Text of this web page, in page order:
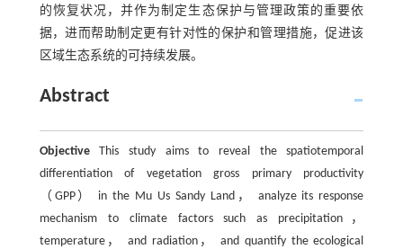
的恢复状况，并作为制定生态保护与管理政策的重要依
据，进而帮助制定更有针对性的保护和管理措施，促进该
区域生态系统的可持续发展。
Abstract
ObjectiveThis study aims to reveal the spatiotemporal
differentiation of vegetation gross primary productivity
（GPP） in the Mu Us Sandy Land， analyze its response
mechanism to climate factors such as precipitation，
temperature， and radiation， and quantify the ecological